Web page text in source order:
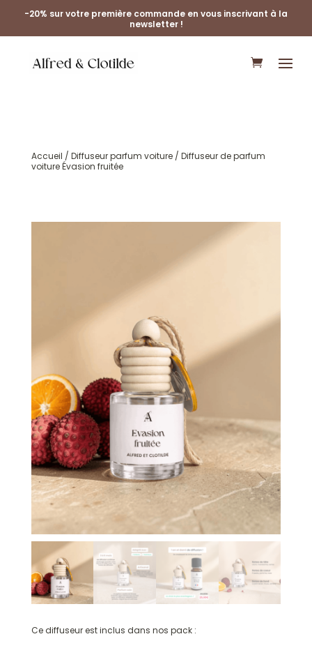
-20% sur votre première commande en vous inscrivant à la
newsletter !
Accueil / Diffuseur parfum voiture/ Diffuseur de parfum
voiture Évasion fruitée
Ce diffuseur est inclus dans nos pack :